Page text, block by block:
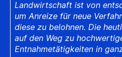
Landwirtschaft ist von
um Anreize für neue
diese zu belohnen. Die
auf den Weg zu
Entnahmetätigkeiten in